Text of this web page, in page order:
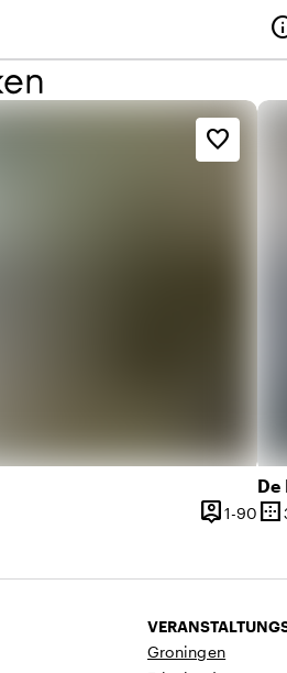
person_pin
Kapazität
1-90 1
favorite_border
De
border_outer
Groningen